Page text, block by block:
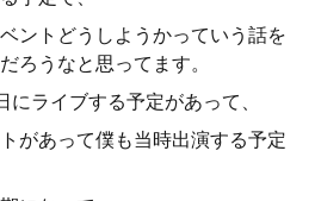
ントどうしようかっていう話を
ろうなと思ってます。
にライブする予定があって、
があって僕も当時出演する予定